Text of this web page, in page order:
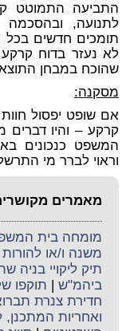
התביעה התמוטט
לתנועה, ובהסכמה
תומכים חדשים בכל
לא נעזר בדוח
שהוכח במבחן
מסקנה:
אם שופט יפסול
קרקע – והיו
המשפט כנכונים
וראוי לברר מי
מאמרים
מומחה בית
משנה ו/או
תיק ליקויי בניה
ביהמ"ש
תוקפו
חדירת צנרת
ואחריות